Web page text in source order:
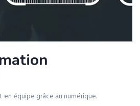
équipe grâce au numérique.